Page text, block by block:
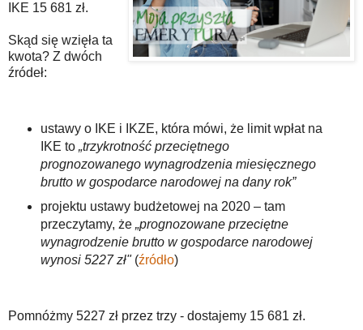
IKE 15 681 zł.
Skąd się wzięła ta
kwota? Z dwóch
źródeł:
ustawy o IKE i IKZE, która mówi, że limit wpłat na
IKE to „trzykrotność przeciętnego
prognozowanego wynagrodzenia miesięcznego
brutto w gospodarce narodowej na dany rok”
projektu ustawy budżetowej na 2020 – tam
przeczytamy, że „prognozowane przeciętne
wynagrodzenie brutto w gospodarce narodowej
wynosi 5227 zł" (źródło)
Pomnóżmy 5227 zł przez trzy - dostajemy 15 681 zł.